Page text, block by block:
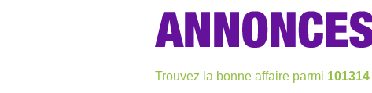
Trouvez la bonne affaire parmi 101314